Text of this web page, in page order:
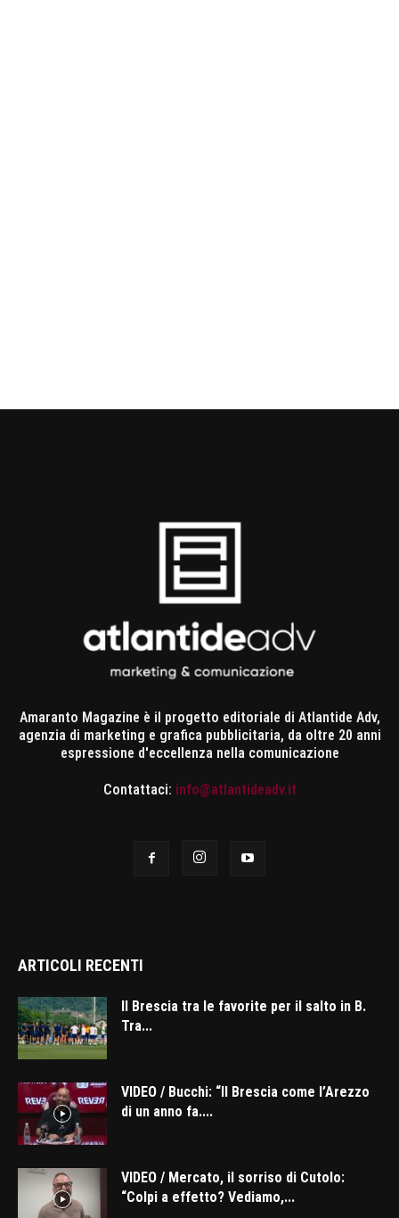
Amaranto Magazine è il progetto editoriale di Atlantide Adv,
agenzia di marketing e grafica pubblicitaria, da oltre 20 anni
espressione d'eccellenza nella comunicazione
Contattaci: info@atlantideadv.it
ARTICOLI RECENTI
Il Brescia tra le favorite per il salto in B.
Tra...
VIDEO / Bucchi: “Il Brescia come l’Arezzo
di un anno fa....
VIDEO / Mercato, il sorriso di Cutolo:
“Colpi a effetto? Vediamo,...